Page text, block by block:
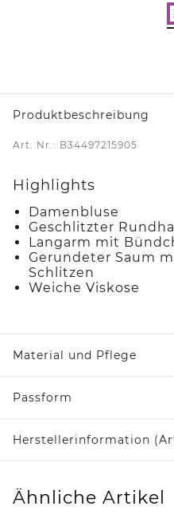
Produktbeschreibung
Art. Nr.: B34497215905
Highlights
Damenbluse
Geschlitzter
Langarm mit
Gerundeter Saum
Schlitzen
Weiche Viskose
Material und Pflege
Passform
Herstellerinformation
Ähnliche Artikel